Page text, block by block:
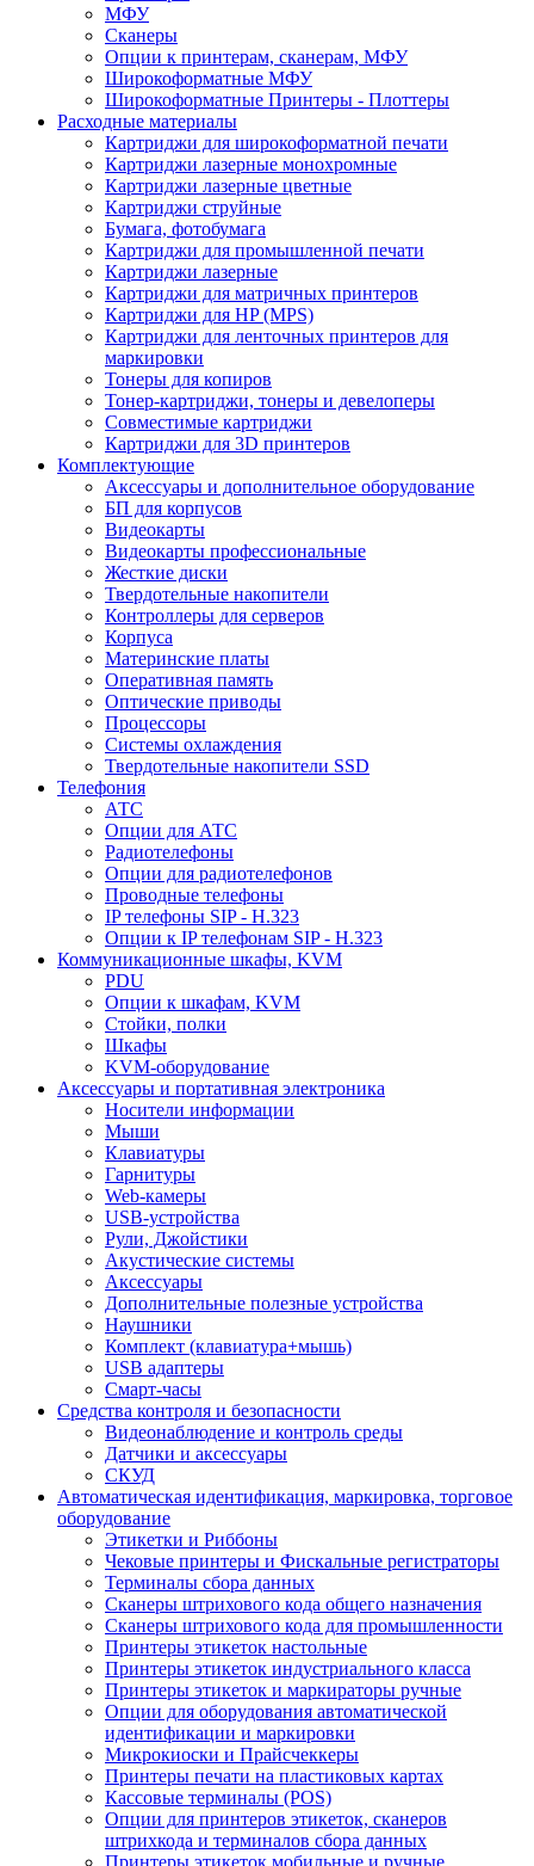
МФУ
Сканеры
Опции к принтерам, сканерам, МФУ
Широкоформатные МФУ
Широкоформатные Принтеры - Плоттеры
Расходные материалы
Картриджи для широкоформатной печати
Картриджи лазерные монохромные
Картриджи лазерные цветные
Картриджи струйные
Бумага, фотобумага
Картриджи для промышленной печати
Картриджи лазерные
Картриджи для матричных принтеров
Картриджи для HP (MPS)
Картриджи для ленточных принтеров для
маркировки
Тонеры для копиров
Тонер-картриджи, тонеры и девелоперы
Совместимые картриджи
Картриджи для 3D принтеров
Комплектующие
Аксессуары и дополнительное оборудование
БП для корпусов
Видеокарты
Видеокарты профессиональные
Жесткие диски
Твердотельные накопители
Контроллеры для серверов
Корпуса
Материнские платы
Оперативная память
Оптические приводы
Процессоры
Системы охлаждения
Твердотельные накопители SSD
Телефония
АТС
Опции для АТС
Радиотелефоны
Опции для радиотелефонов
Проводные телефоны
IP телефоны SIP - H.323
Опции к IP телефонам SIP - H.323
Коммуникационные шкафы, KVM
PDU
Опции к шкафам, KVM
Стойки, полки
Шкафы
KVM-оборудование
Аксессуары и портативная электроника
Носители информации
Мыши
Клавиатуры
Гарнитуры
Web-камеры
USB-устройства
Рули, Джойстики
Акустические системы
Аксессуары
Дополнительные полезные устройства
Наушники
Комплект (клавиатура+мышь)
USB адаптеры
Смарт-часы
Средства контроля и безопасности
Видеонаблюдение и контроль среды
Датчики и аксессуары
СКУД
Автоматическая идентификация, маркировка, торговое
оборудование
Этикетки и Риббоны
Чековые принтеры и Фискальные регистраторы
Терминалы сбора данных
Сканеры штрихового кода общего назначения
Сканеры штрихового кода для промышленности
Принтеры этикеток настольные
Принтеры этикеток индустриального класса
Принтеры этикеток и маркираторы ручные
Опции для оборудования автоматической
идентификации и маркировки
Микрокиоски и Прайсчеккеры
Принтеры печати на пластиковых картах
Кассовые терминалы (POS)
Опции для принтеров этикеток, сканеров
штрихкода и терминалов сбора данных